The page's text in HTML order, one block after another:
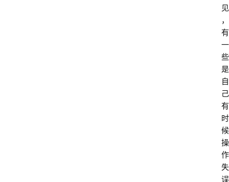
见
，
有
一
些
是
自
己
有
时
候
操
作
失
误